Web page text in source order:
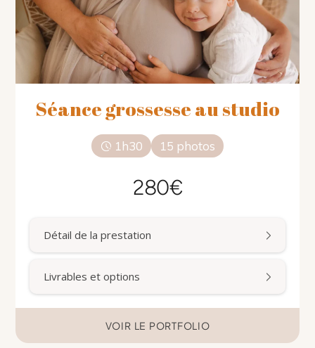
Séance grossesse au studio
1h30 15 photos
280€
Détail de la prestation
Livrables et options
VOIR LE PORTFOLIO